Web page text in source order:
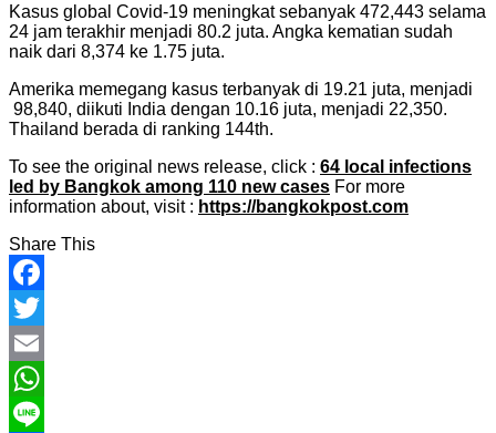
Kasus global Covid-19 meningkat sebanyak 472,443 selama
24 jam terakhir menjadi 80.2 juta. Angka kematian sudah
naik dari 8,374 ke 1.75 juta.
Amerika memegang kasus terbanyak di 19.21 juta, menjadi
98,840, diikuti India dengan 10.16 juta, menjadi 22,350.
Thailand berada di ranking 144th.
To see the original news release, click : 64 local infections
led by Bangkok among 110 new cases For more
information about, visit : https://bangkokpost.com
Share This
Facebook
Twitter
Email
WhatsApp